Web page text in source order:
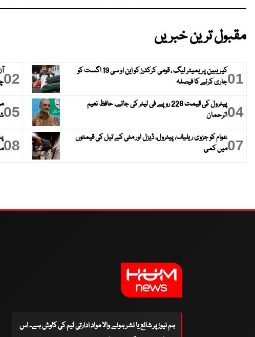
مقبول ترین خبریں
01
کیریبین پریمیئر لیگ ، قومی کرکٹرز کو این او سی 19 اگست کو
جاری کرنے کا فیصلہ
02
04
پیٹرول کی قیمت 228 روپے فی لیٹر کی جائے، حافظ نعیم
الرحمان
05
07عوام کو جزوی ریلیف، پیٹرول، ڈیزل اور مٹی کے تیل کی قیمتوں
میں کمی
08
ہم نیوز پر شائع یا نشر ہونے والا مواد ادارتی ٹیم کی کاوش ہے۔ اس